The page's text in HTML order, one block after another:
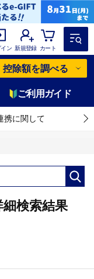
イン 新規登録 カート
控除額を調べる
ご利用ガイド
携に関して
検索結果